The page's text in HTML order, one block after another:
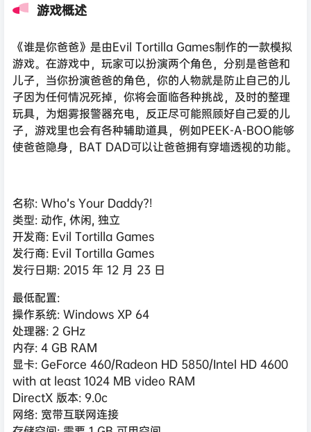
游戏概述
《谁是你爸爸》是由Evil Tortilla Games制作的一款模拟
游戏。在游戏中，玩家可以扮演两个角色，分别是爸爸和
儿子，当你扮演爸爸的角色，你的人物就是防止自己的儿
子因为任何情况死掉，你将会面临各种挑战，及时的整理
玩具，为烟雾报警器充电，反正尽可能照顾好自己爱的儿
子，游戏里也会有各种辅助道具，例如PEEK-A-BOO能够
使爸爸隐身，BAT DAD可以让爸爸拥有穿墙透视的功能。
名称: Who’s Your Daddy?!
类型: 动作, 休闲, 独立
开发商: Evil Tortilla Games
发行商: Evil Tortilla Games
发行日期: 2015 年 12 月 23 日
最低配置:
操作系统: Windows XP 64
处理器: 2 GHz
内存: 4 GB RAM
显卡: GeForce 460/Radeon HD 5850/Intel HD 4600
with at least 1024 MB video RAM
DirectX 版本: 9.0c
网络: 宽带互联网连接